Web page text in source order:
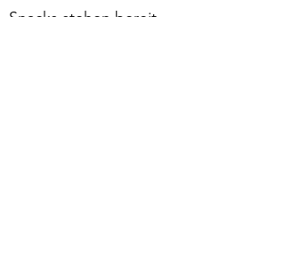
Snacks stehen bereit